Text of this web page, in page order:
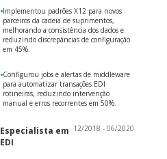
•Implementou padrões X12 para novos
parceiros da cadeia de suprimentos,
melhorando a consistência dos dados e
reduzindo discrepâncias de configuração
em 45%.
•Configurou jobs e alertas de middleware
para automatizar transações EDI
rotineiras, reduzindo intervenção
manual e erros recorrentes em 50%.
Especialista em
EDI
12/2018 - 06/2020